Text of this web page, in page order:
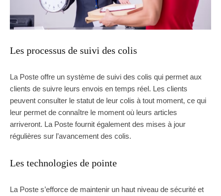
Les processus de suivi des colis
La Poste offre un système de suivi des colis qui permet aux
clients de suivre leurs envois en temps réel. Les clients
peuvent consulter le statut de leur colis à tout moment, ce qui
leur permet de connaître le moment où leurs articles
arriveront. La Poste fournit également des mises à jour
régulières sur l’avancement des colis.
Les technologies de pointe
La Poste s’efforce de maintenir un haut niveau de sécurité et